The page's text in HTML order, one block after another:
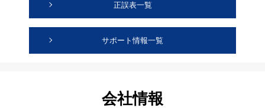
正誤表一覧
サポート情報一覧
会社情報